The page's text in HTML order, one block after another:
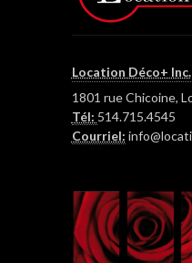
Location Déco+ Inc.
1801 rue Chicoine,
Tél: 514.715.4545
Courriel: